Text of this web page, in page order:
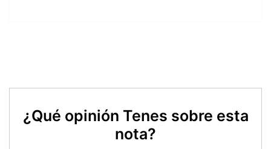
¿Qué opinión Tenes sobre esta
nota?